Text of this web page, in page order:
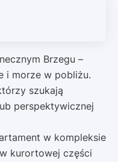
Brzegu –
i morze w pobliżu.
szukają
perspektywicznej
w kompleksie
kurortowej części